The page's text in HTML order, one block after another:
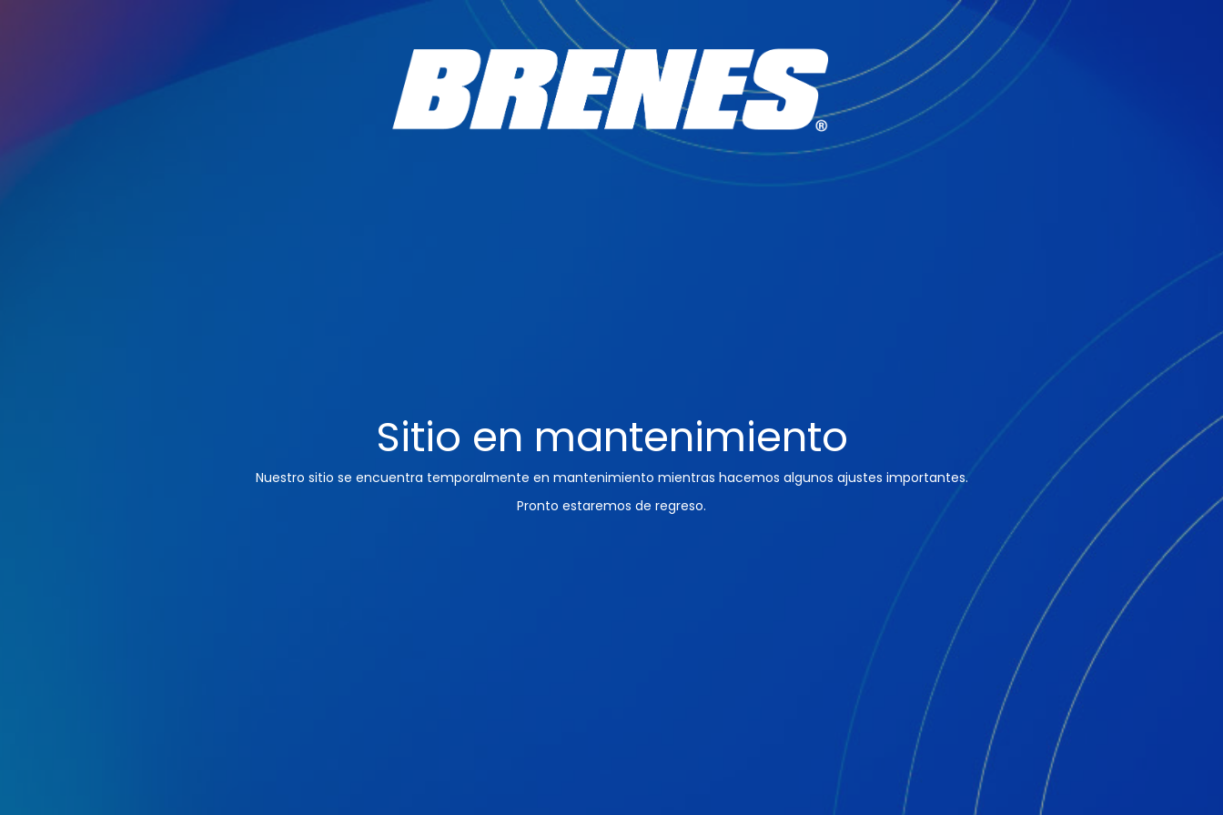
Sitio en mantenimiento
Nuestro sitio se encuentra temporalmente en mantenimiento mientras hacemos algunos ajustes importantes.
Pronto estaremos de regreso.